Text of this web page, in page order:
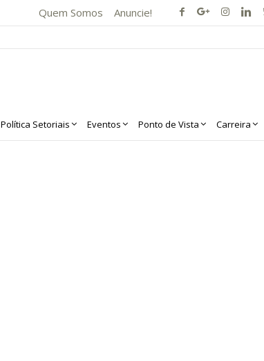
Quem Somos Anuncie!
Política Setoriais Eventos Ponto de Vista Carreira